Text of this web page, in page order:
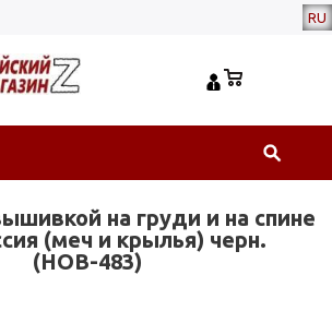
RU
на груди и на спине
(меч и крылья) черн.
(НОВ-483)